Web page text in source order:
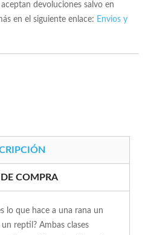
devoluciones salvo en
en el siguiente enlace: Envios y
DE COMPRA
lo que hace a una rana un
reptil? Ambas clases